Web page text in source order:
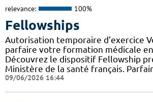
relevance: 100%
Fellowships
Autorisation temporaire d’exercice
parfaire votre formation médicale en
Découvrez le dispositif Fellowship
Ministère de la santé français.
09/06/2026 16:44